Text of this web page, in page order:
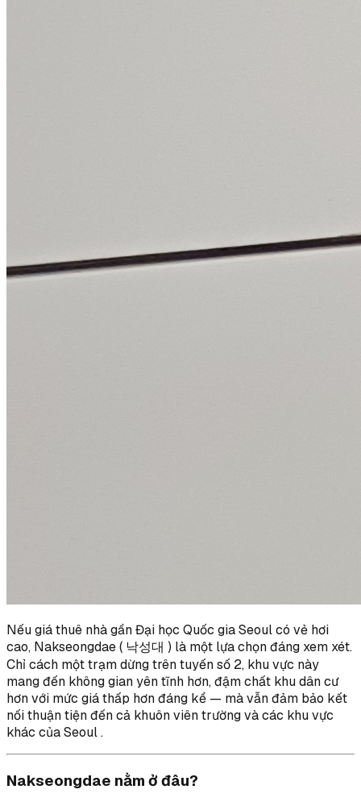
Nếu giá thuê nhà gần Đại học Quốc gia Seoul có vẻ hơi
cao, Nakseongdae ( 낙성대 ) là một lựa chọn đáng xem xét.
Chỉ cách một trạm dừng trên tuyến số 2, khu vực này
mang đến không gian yên tĩnh hơn, đậm chất khu dân cư
hơn với mức giá thấp hơn đáng kể — mà vẫn đảm bảo kết
nối thuận tiện đến cả khuôn viên trường và các khu vực
khác của Seoul .
Nakseongdae nằm ở đâu?